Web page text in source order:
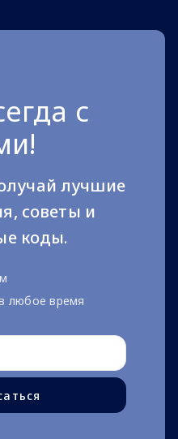
с
лучшие
советы и
коды.
любое время